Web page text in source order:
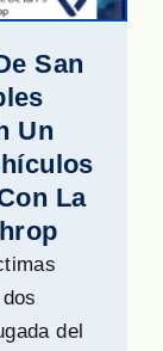
San
Un
La
del